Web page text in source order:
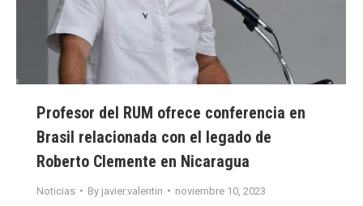
Profesor del RUM ofrece conferencia en
Brasil relacionada con el legado de
Roberto Clemente en Nicaragua
Noticias By javier.valentin noviembre 10, 2023